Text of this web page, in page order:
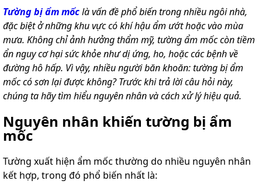
Tin
tức
Liên
hệ
Tường bị ẩm mốclà vấn đề phổ biến trong nhiều ngôi nhà,
đặc biệt ở những khu vực có khí hậu ẩm ướt hoặc vào mùa
mưa. Không chỉ ảnh hưởng thẩm mỹ, tường ẩm mốc còn tiềm
ẩn nguy cơ hại sức khỏe như dị ứng, ho, hoặc các bệnh về
đường hô hấp. Vì vậy, nhiều người băn khoăn: tường bị ẩm
mốc có sơn lại được không? Trước khi trả lời câu hỏi này,
chúng ta hãy tìm hiểu nguyên nhân và cách xử lý hiệu quả.
Nguyên nhân khiến tường bị ẩm
mốc
Tường xuất hiện ẩm mốc thường do nhiều nguyên nhân
kết hợp, trong đó phổ biến nhất là: